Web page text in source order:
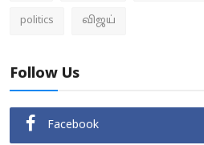
politics விஜய்
Follow Us
Facebook